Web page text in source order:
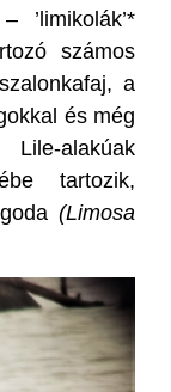
’limikolák’*
számos
a
és még
alakúak
tartozik,
(Limosa